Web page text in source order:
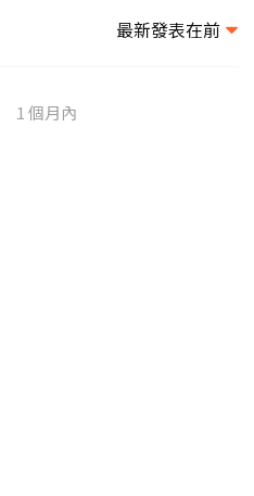
最新發表在前
1 個月內